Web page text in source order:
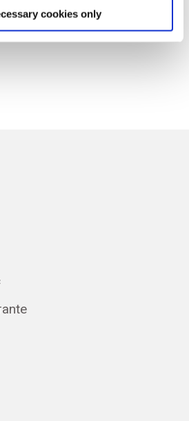
cookies only
Munkegaard